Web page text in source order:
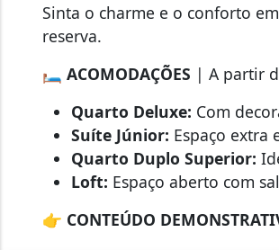
Sinta o charme e o conforto
reserva.
🛏️ ACOMODAÇÕES | A partir
Quarto Deluxe: Com
Suíte Júnior: Espaço extra
Quarto Duplo Superior:
Loft: Espaço aberto com
👉 CONTEÚDO